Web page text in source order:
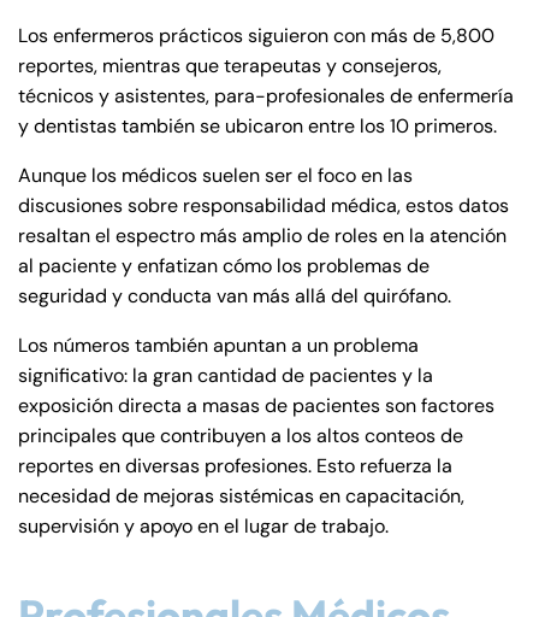
Los enfermeros prácticos siguieron con más de 5,800
reportes, mientras que terapeutas y consejeros,
técnicos y asistentes, para-profesionales de enfermería
y dentistas también se ubicaron entre los 10 primeros.
Aunque los médicos suelen ser el foco en las
discusiones sobre responsabilidad médica, estos datos
resaltan el espectro más amplio de roles en la atención
al paciente y enfatizan cómo los problemas de
seguridad y conducta van más allá del quirófano.
Los números también apuntan a un problema
significativo: la gran cantidad de pacientes y la
exposición directa a masas de pacientes son factores
principales que contribuyen a los altos conteos de
reportes en diversas profesiones. Esto refuerza la
necesidad de mejoras sistémicas en capacitación,
supervisión y apoyo en el lugar de trabajo.